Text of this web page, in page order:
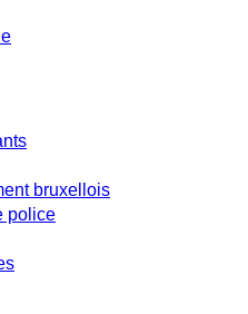
bruxellois
police